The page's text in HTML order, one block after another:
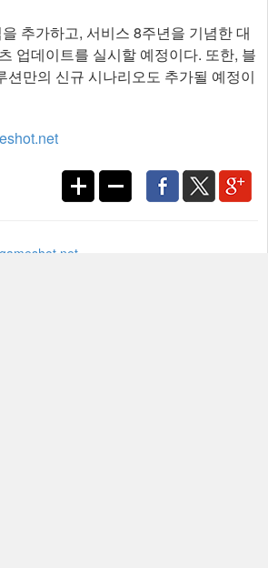
추가하고, 서비스 8주년을 기념한 대
업데이트를 실시할 예정이다. 또한, 블
션만의 신규 시나리오도 추가될 예정이